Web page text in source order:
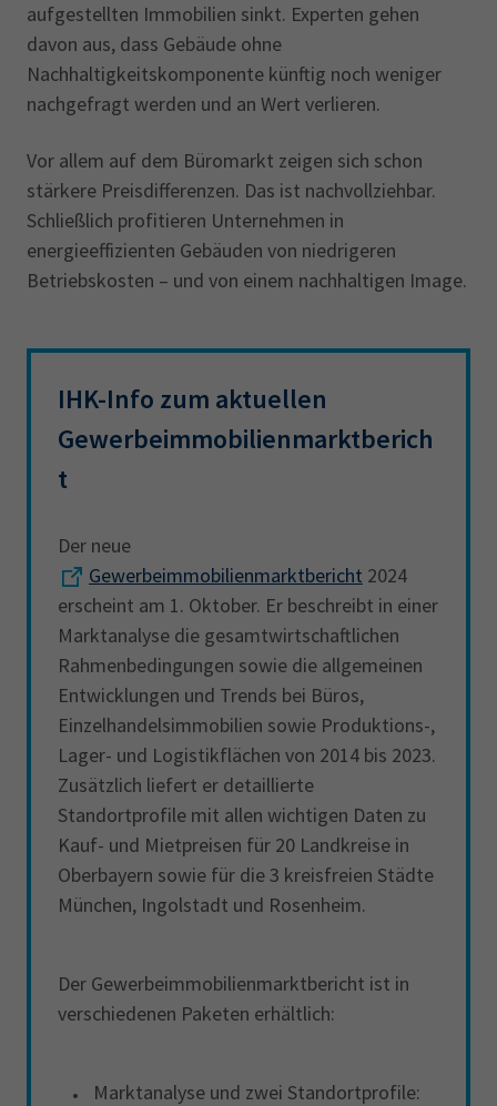
aufgestellten Immobilien sinkt. Experten gehen
davon aus, dass Gebäude ohne
Nachhaltigkeitskomponente künftig noch weniger
nachgefragt werden und an Wert verlieren.
Vor allem auf dem Büromarkt zeigen sich schon
stärkere Preisdifferenzen. Das ist nachvollziehbar.
Schließlich profitieren Unternehmen in
energieeffizienten Gebäuden von niedrigeren
Betriebskosten – und von einem nachhaltigen Image.
IHK-Info zum aktuellen
Gewerbeimmobilienmarktberich
t
Der neue
Gewerbeimmobilienmarktbericht 2024
erscheint am 1. Oktober. Er beschreibt in einer
Marktanalyse die gesamtwirtschaftlichen
Rahmenbedingungen sowie die allgemeinen
Entwicklungen und Trends bei Büros,
Einzelhandelsimmobilien sowie Produktions-,
Lager- und Logistikflächen von 2014 bis 2023.
Zusätzlich liefert er detaillierte
Standortprofile mit allen wichtigen Daten zu
Kauf- und Mietpreisen für 20 Landkreise in
Oberbayern sowie für die 3 kreisfreien Städte
München, Ingolstadt und Rosenheim.
Der Gewerbeimmobilienmarktbericht ist in
verschiedenen Paketen erhältlich:
Marktanalyse und zwei Standortprofile: